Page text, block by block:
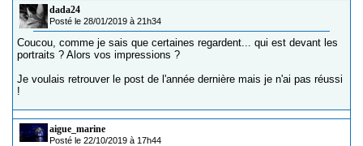
dada24
Posté le 28/01/2019 à 21h34
Coucou, comme je sais que certaines regardent... qui est devant les
portraits ? Alors vos impressions ?
Je voulais retrouver le post de l'année dernière mais je n'ai pas réussi
!
aigue_marine
Posté le 22/10/2019 à 17h44